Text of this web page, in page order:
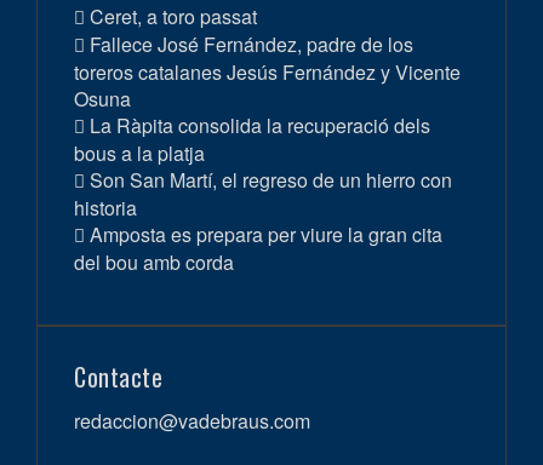
Ceret, a toro passat
Fallece José Fernández, padre de los
toreros catalanes Jesús Fernández y Vicente
Osuna
La Ràpita consolida la recuperació dels
bous a la platja
Son San Martí, el regreso de un hierro con
historia
Amposta es prepara per viure la gran cita
del bou amb corda
Contacte
redaccion@vadebraus.com